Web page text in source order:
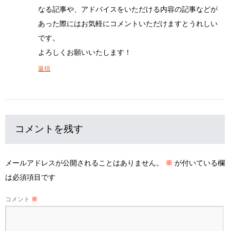
なる記事や、アドバイスをいただける内容の記事などが
あった際にはお気軽にコメントいただけますとうれしい
です。
よろしくお願いいたします！
返信
コメントを残す
メールアドレスが公開されることはありません。 ※ が付いている欄
は必須項目です
コメント ※